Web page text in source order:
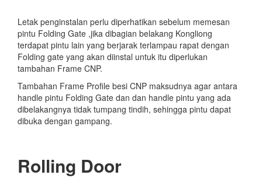
Letak penginstalan perlu diperhatikan sebelum memesan
pintu Folding Gate ,jika dibagian belakang Kongliong
terdapat pintu lain yang berjarak terlampau rapat dengan
Folding gate yang akan diinstal untuk itu diperlukan
tambahan Frame CNP.
Tambahan Frame Profile besi CNP maksudnya agar antara
handle pintu Folding Gate dan dan handle pintu yang ada
dibelakangnya tidak tumpang tindih, sehingga pintu dapat
dibuka dengan gampang.
Rolling Door